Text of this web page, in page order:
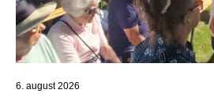
6. august 2026